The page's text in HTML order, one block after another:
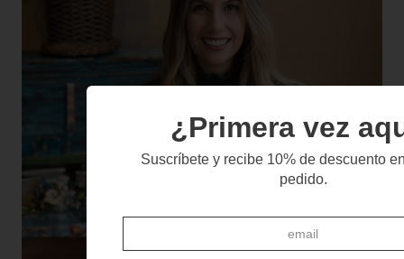
¿Primera vez
Suscríbete y recibe 10% de descuento
pedido.